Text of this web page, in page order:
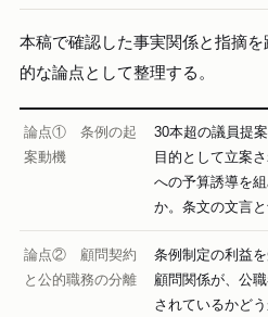
本稿で確認した事実関係と指摘
的な論点として整理する。
論点① 条例の起
案動機
30本超の議員提
目的として立案
への予算誘導を
か。条文の文言
論点② 顧問契約
と公的職務の分離
条例制定の利益
顧問関係が、公
されているかど